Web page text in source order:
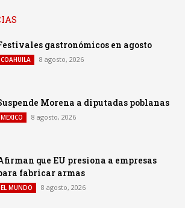
gastronómicos en agosto
COAHUILA 8 agosto, 2026
Morena a diputadas poblanas
MEXICO 8 agosto, 2026
que EU presiona a empresas
fabricar armas
EL MUNDO 8 agosto, 2026